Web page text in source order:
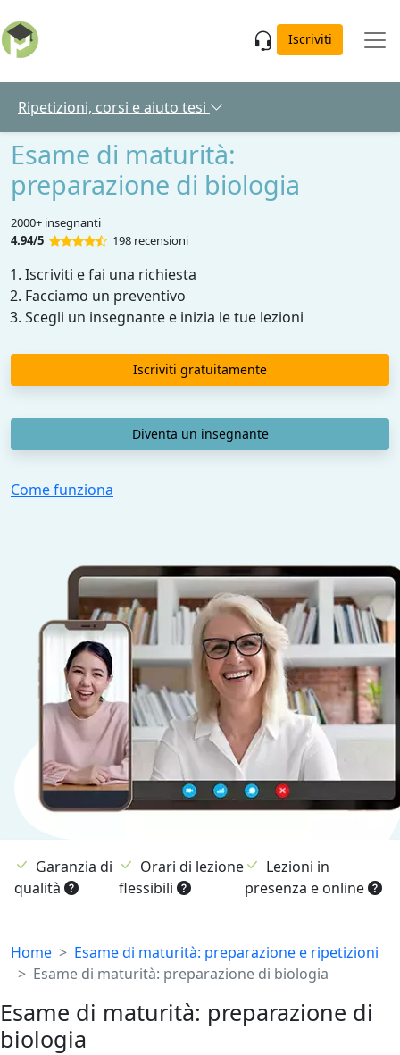
Iscriviti
Ripetizioni, corsi e aiuto tesi
Esame di maturità:
preparazione di biologia
2000+ insegnanti
4.94/5
198 recensioni
Iscriviti e fai una richiesta
Facciamo un preventivo
Scegli un insegnante e inizia le tue lezioni
Iscriviti gratuitamente
Diventa un insegnante
Come funziona
Garanzia di
qualità
Orari di lezione
flessibili
Lezioni in
presenza e online
Breadcrumb
Home
Esame di maturità: preparazione e ripetizioni
Esame di maturità: preparazione di biologia
Esame di maturità: preparazione di
biologia